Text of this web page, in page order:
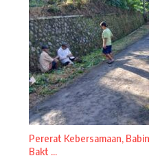
Pererat Kebersamaan,
Bakt ...